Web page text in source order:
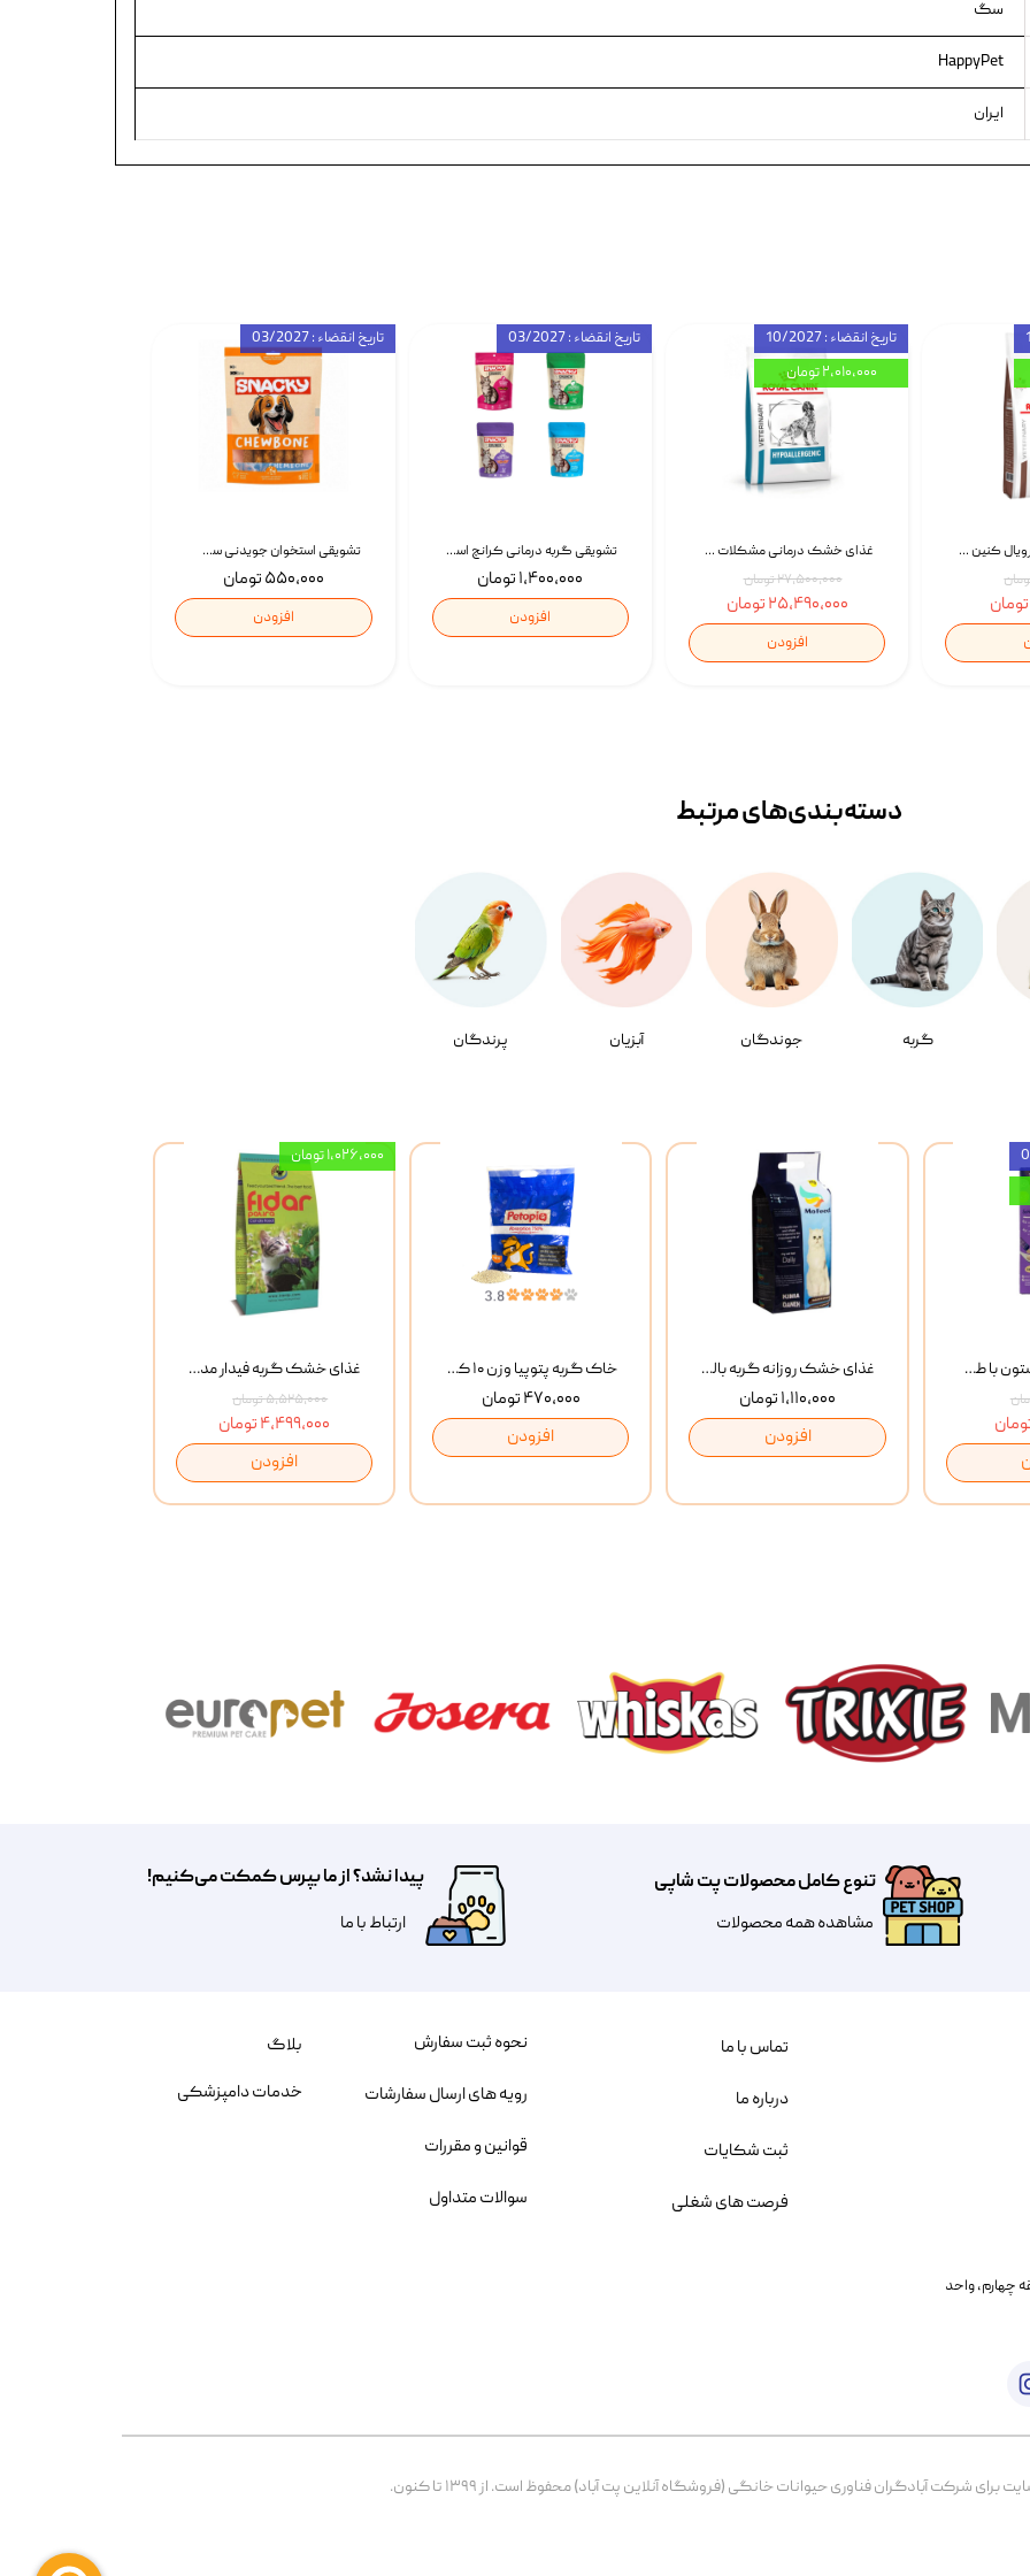
سگ
HappyPet
ایران
تشویقی استخوان جویدنی سگ اسنکی کرانچی با طعم مرغ Snacky Crunchy Munchy وزن 100 گرم
۵۵۰,۰۰۰ تومان
افزودن
تاریخ انقضاء : 03/2027
تشویقی گربه درمانی کرانچ اسنکی با طعم میکس Snacky Crunch Cat Treats وزن 60 گرم بسته 4 عددی
۱,۴۰۰,۰۰۰ تومان
افزودن
تاریخ انقضاء : 03/2027
غذای خشک درمانی مشکلات گوارشی سگ رویال کنین Royal Canin Hypoallergenic وزن 7 کیلوگرم | پت استوک
۲۷,۵۰۰,۰۰۰ تومان
۲۵,۴۹۰,۰۰۰ تومان
افزودن
تاریخ انقضاء : 10/2027
۲,۰۱۰,۰۰۰ تومان
غذای خشک گربه رویال کنین Gastrointestinal Fibre Response وزن 2 کیلوگرم | پت استوک
گربه جوندگان آبزیان پرندگان
دسته‌بندی‌‌های مرتبط
غذای خشک گربه فیدار مدل Adult وزن 10 کیلوگرم
۵,۵۲۵,۰۰۰ تومان
۴,۴۹۹,۰۰۰ تومان
افزودن
۱,۰۲۶,۰۰۰ تومان
خاک گربه پتوپیا وزن ۱۰ کیلوگرم
۴۷۰,۰۰۰ تومان
افزودن
غذای خشک روزانه گربه بالغ مفید MoFeed Adult Daily Cat Food وزن 2 کیلوگرم
۱,۱۱۰,۰۰۰ تومان
افزودن
بستنی گربه وینستون با طعم مرغ و ماهی Winstone Chicken & Fish بسته 8 عددی
تنوع کامل محصولات پت شاپی
مشاهده همه محصولات
پیدا نشد؟ از ما بپرس کمکت می‌کنیم!
​​​ارتباط با ما
خیابان بنی هاشم پلاک ۲۰۲ ، طبقه چهارم، واحد
شرکت آبادگران فناوری حیوانات خانگی (فروشگاه آنلاین پت آباد) محفوظ است. از ۱۳۹۹ تا کنون.
نحوه ثبت سفارش
رویه های ارسال سفارشات
قوانین و مقررات
سوالات متداول
تماس با ما
درباره ما
ثبت شکایات
فرصت های شغلی
بلاگ
خدمات دامپزشکی